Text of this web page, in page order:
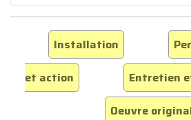
Installation
et action
Entretien
Oeuvre